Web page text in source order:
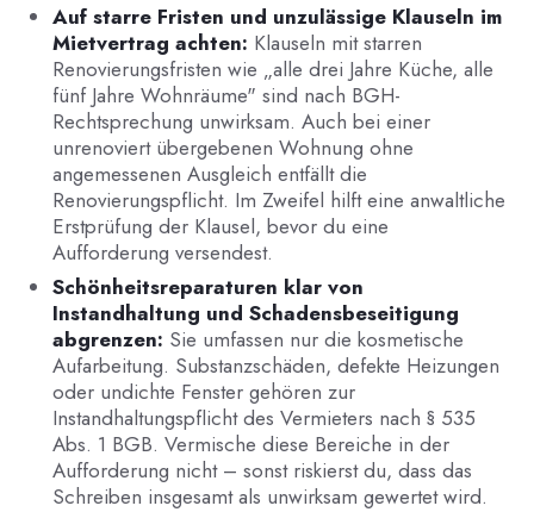
Auf starre Fristen und unzulässige Klauseln im
Mietvertrag achten: Klauseln mit starren
Renovierungsfristen wie „alle drei Jahre Küche, alle
fünf Jahre Wohnräume" sind nach BGH-
Rechtsprechung unwirksam. Auch bei einer
unrenoviert übergebenen Wohnung ohne
angemessenen Ausgleich entfällt die
Renovierungspflicht. Im Zweifel hilft eine anwaltliche
Erstprüfung der Klausel, bevor du eine
Aufforderung versendest.
Schönheitsreparaturen klar von
Instandhaltung und Schadensbeseitigung
abgrenzen: Sie umfassen nur die kosmetische
Aufarbeitung. Substanzschäden, defekte Heizungen
oder undichte Fenster gehören zur
Instandhaltungspflicht des Vermieters nach § 535
Abs. 1 BGB. Vermische diese Bereiche in der
Aufforderung nicht – sonst riskierst du, dass das
Schreiben insgesamt als unwirksam gewertet wird.